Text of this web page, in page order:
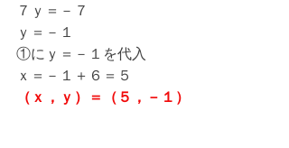
７ｙ＝－７
ｙ＝－１
①にｙ＝－１を代入
ｘ＝－１＋６＝５
（ｘ，ｙ）＝（５，－１）